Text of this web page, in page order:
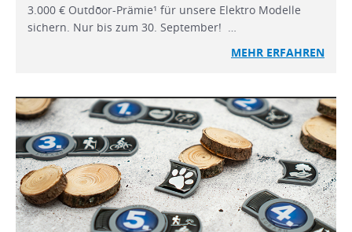
3.000 € Outdōor-Prämie¹ für unsere Elektro Modelle
sichern. Nur bis zum 30. September! …
MEHR ERFAHREN